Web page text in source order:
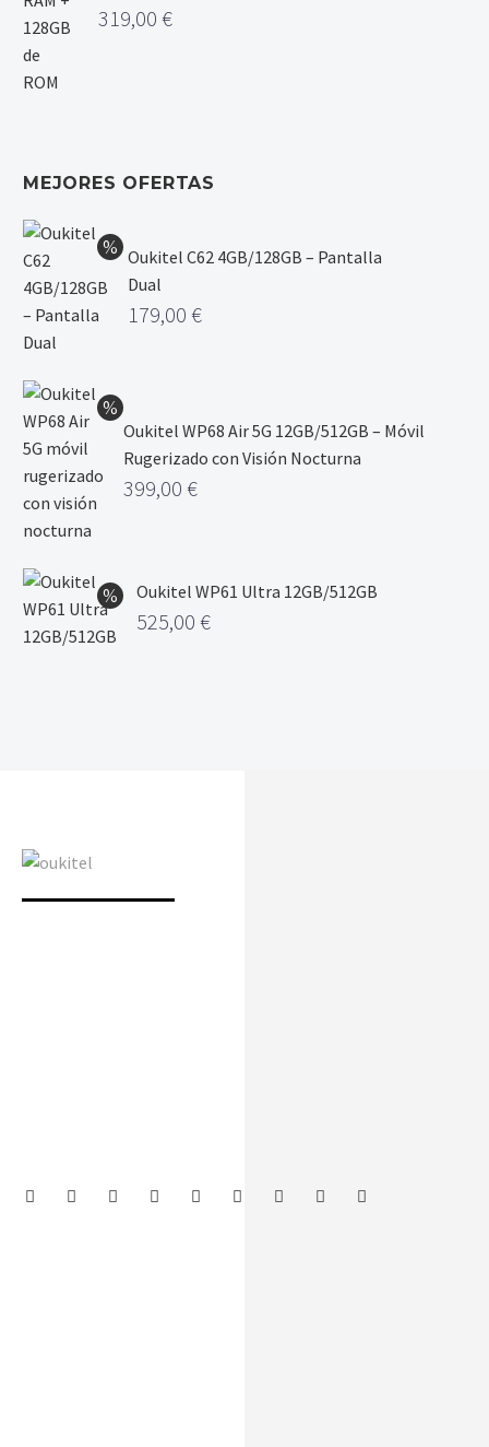
319,00 €
MEJORES OFERTAS
Oukitel C62 4GB/128GB – Pantalla
Dual
179,00 €
Oukitel WP68 Air 5G 12GB/512GB – Móvil
Rugerizado con Visión Nocturna
399,00 €
Oukitel WP61 Ultra 12GB/512GB
525,00 €